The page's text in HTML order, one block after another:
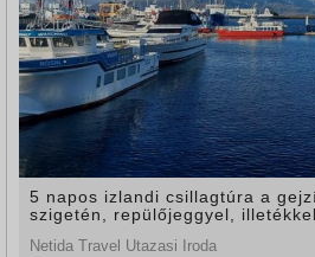
5 napos izlandi csillagtúra a
szigetén, repülőjeggyel,
Netida Travel Utazasi Iroda